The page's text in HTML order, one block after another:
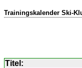
Trainingskalender Ski-
Titel: